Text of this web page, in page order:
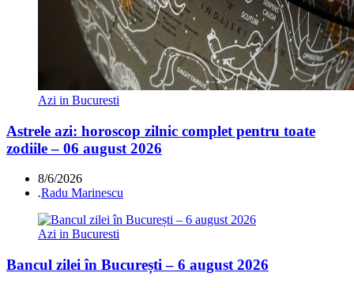
Azi in Bucuresti
Astrele azi: horoscop zilnic complet pentru toate
zodiile – 06 august 2026
8/6/2026
.Radu Marinescu
Azi in Bucuresti
Bancul zilei în București – 6 august 2026